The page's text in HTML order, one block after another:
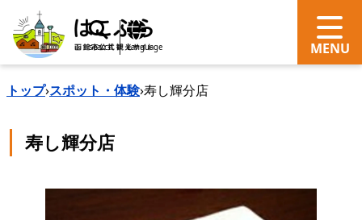
search Language
トップ›スポット・体験›寿し輝分店
寿し輝分店